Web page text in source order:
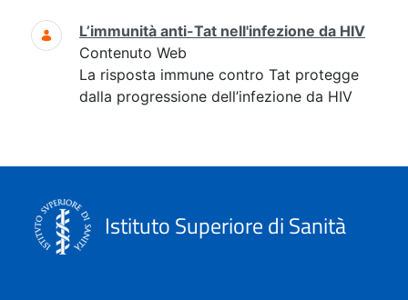
L’immunità anti-Tat nell'infezione da HIV
Contenuto Web
La risposta immune contro Tat protegge
dalla progressione dell’infezione da HIV
Istituto Superiore di Sanità